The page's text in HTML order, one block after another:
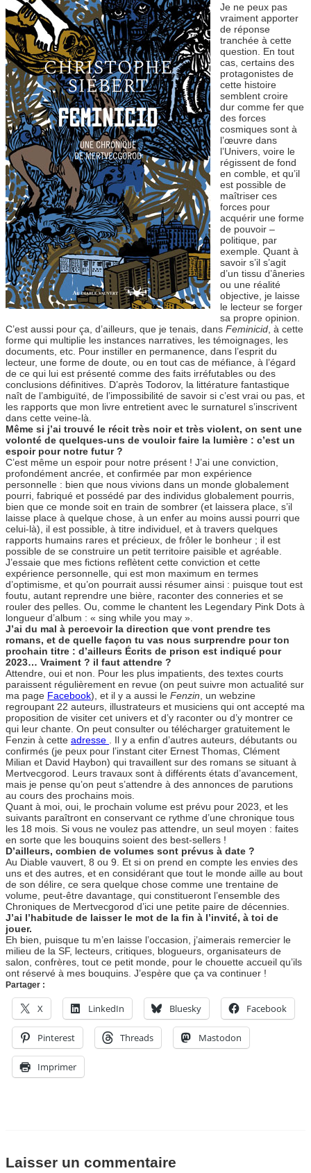
Je ne peux pas
vraiment apporter
de réponse
tranchée à cette
question. En tout
cas, certains des
protagonistes de
cette histoire
semblent croire
dur comme fer que
des forces
cosmiques sont à
l’œuvre dans
l’Univers, voire le
régissent de fond
en comble, et qu’il
est possible de
maîtriser ces
forces pour
acquérir une forme
de pouvoir –
politique, par
exemple. Quant à
savoir s’il s’agit
d’un tissu d’âneries
ou une réalité
objective, je laisse
le lecteur se forger
sa propre opinion.
C’est aussi pour ça, d’ailleurs, que je tenais, dans Feminicid , à cette
forme qui multiplie les instances narratives, les témoignages, les
documents, etc. Pour instiller en permanence, dans l’esprit du
lecteur, une forme de doute, ou en tout cas de méfiance, à l’égard
de ce qui lui est présenté comme des faits irréfutables ou des
conclusions définitives. D’après Todorov, la littérature fantastique
naît de l’ambiguïté, de l’impossibilité de savoir si c’est vrai ou pas, et
les rapports que mon livre entretient avec le surnaturel s’inscrivent
dans cette veine-là.
Même si j’ai trouvé le récit très noir et très violent, on sent une
volonté de quelques-uns de vouloir faire la lumière : c’est un
espoir pour notre futur ?
C’est même un espoir pour notre présent ! J’ai une conviction,
profondément ancrée, et confirmée par mon expérience
personnelle : bien que nous vivions dans un monde globalement
pourri, fabriqué et possédé par des individus globalement pourris,
bien que ce monde soit en train de sombrer (et laissera place, s’il
laisse place à quelque chose, à un enfer au moins aussi pourri que
celui-là), il est possible, à titre individuel, et à travers quelques
rapports humains rares et précieux, de frôler le bonheur ; il est
possible de se construire un petit territoire paisible et agréable.
J’essaie que mes fictions reflètent cette conviction et cette
expérience personnelle, qui est mon maximum en termes
d’optimisme, et qu’on pourrait aussi résumer ainsi : puisque tout est
foutu, autant reprendre une bière, raconter des conneries et se
rouler des pelles. Ou, comme le chantent les Legendary Pink Dots à
longueur d’album : « sing while you may ».
J’ai du mal à percevoir la direction que vont prendre tes
romans, et de quelle façon tu vas nous surprendre pour ton
prochain titre : d’ailleurs Écrits de prison est indiqué pour
2023… Vraiment ? il faut attendre ?
Attendre, oui et non. Pour les plus impatients, des textes courts
paraissent régulièrement en revue (on peut suivre mon actualité sur
ma page Facebook), et il y a aussi le Fenzin , un webzine
regroupant 22 auteurs, illustrateurs et musiciens qui ont accepté ma
proposition de visiter cet univers et d’y raconter ou d’y montrer ce
qui leur chante. On peut consulter ou télécharger gratuitement le
Fenzin à cette adresse
. Il y a enfin d’autres auteurs, débutants ou
confirmés (je peux pour l’instant citer Ernest Thomas, Clément
Milian et David Haybon) qui travaillent sur des romans se situant à
Mertvecgorod. Leurs travaux sont à différents états d’avancement,
mais je pense qu’on peut s’attendre à des annonces de parutions
au cours des prochains mois.
Quant à moi, oui, le prochain volume est prévu pour 2023, et les
suivants paraîtront en conservant ce rythme d’une chronique tous
les 18 mois. Si vous ne voulez pas attendre, un seul moyen : faites
en sorte que les bouquins soient des best-sellers !
D’ailleurs, combien de volumes sont prévus à date ?
Au Diable vauvert, 8 ou 9. Et si on prend en compte les envies des
uns et des autres, et en considérant que tout le monde aille au bout
de son délire, ce sera quelque chose comme une trentaine de
volume, peut-être davantage, qui constitueront l’ensemble des
Chroniques de Mertvecgorod d’ici une petite paire de décennies.
J’ai l’habitude de laisser le mot de la fin à l’invité, à toi de
jouer.
Eh bien, puisque tu m’en laisse l’occasion, j’aimerais remercier le
milieu de la SF, lecteurs, critiques, blogueurs, organisateurs de
salon, confrères, tout ce petit monde, pour le chouette accueil qu’ils
ont réservé à mes bouquins. J’espère que ça va continuer !
Partager :
X LinkedIn Bluesky Facebook
Pinterest Threads Mastodon
Imprimer
Laisser un commentaire